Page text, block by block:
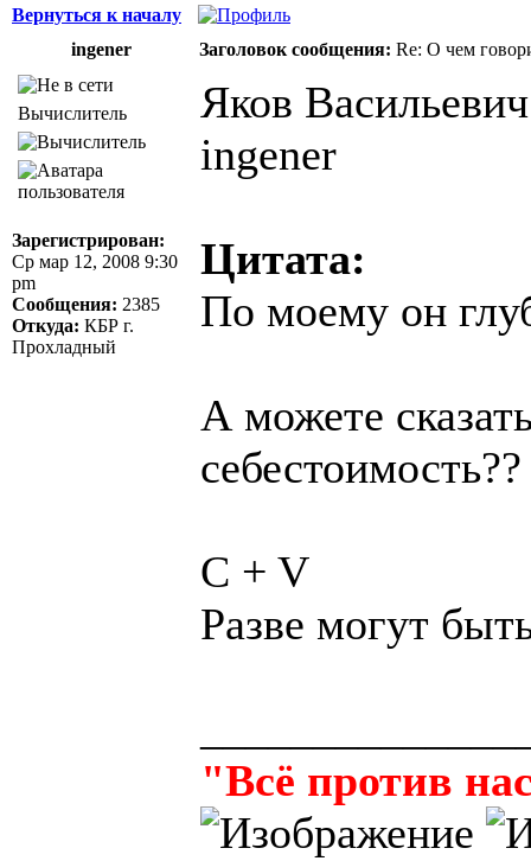
Вернуться к началу
ingener
Заголовок сообщения: Re: О чем
Вычислитель
Зарегистрирован:
Ср мар 12, 2008 9:30
pm
Сообщения: 2385
Откуда: КБР г.
Прохладный
Яков
ingener
Цитата:
По моему он
А можете
себестоимость??
C + V
Разве могут
"Всё против